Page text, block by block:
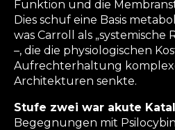
Funktion und die
Dies schuf eine Basis
was Carroll als „systemische
–, die die physiologischen
Aufrechterhaltung
Architekturen senkte.
Stufe zwei war akute
Begegnungen mit